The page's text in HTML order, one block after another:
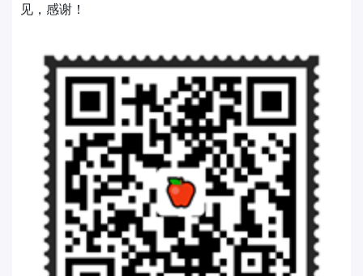
见，感谢！